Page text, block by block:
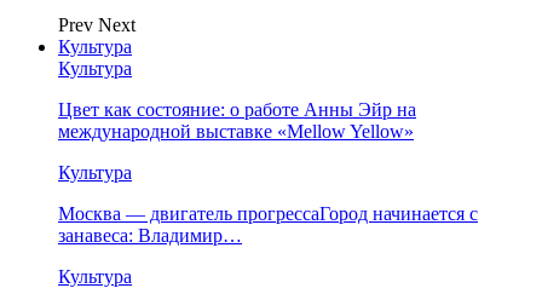
Prev Next
Культура
Культура
Цвет как состояние: о работе Анны Эйр на
международной выставке «Mellow Yellow»
Культура
Москва — двигатель прогрессаГород начинается с
занавеса: Владимир…
Культура